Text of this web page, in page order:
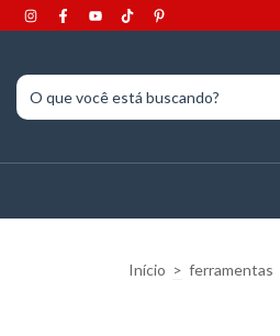
Início > ferramentas